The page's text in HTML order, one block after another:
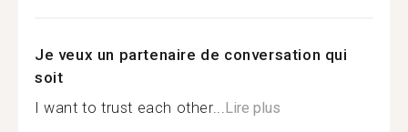
Je veux un partenaire de conversation qui
soit
I want to trust each other...Lire plus